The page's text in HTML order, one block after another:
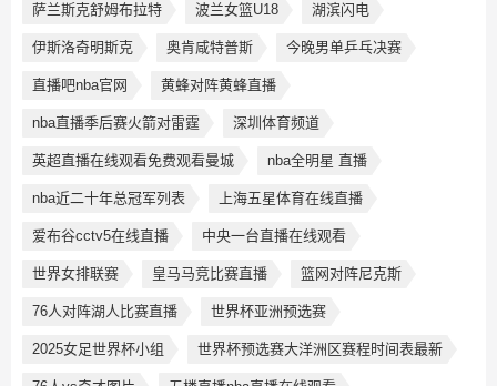
萨兰斯克舒姆布拉特 波兰女篮U18 湖滨闪电
伊斯洛奇明斯克 奥肯咸特普斯 今晚男单乒乓决赛
直播吧nba官网 黄蜂对阵黄蜂直播
nba直播季后赛火箭对雷霆 深圳体育频道
英超直播在线观看免费观看曼城 nba全明星 直播
nba近二十年总冠军列表 上海五星体育在线直播
爱布谷cctv5在线直播 中央一台直播在线观看
世界女排联赛 皇马马竞比赛直播 篮网对阵尼克斯
76人对阵湖人比赛直播 世界杯亚洲预选赛
2025女足世界杯小组 世界杯预选赛大洋洲区赛程时间表最新